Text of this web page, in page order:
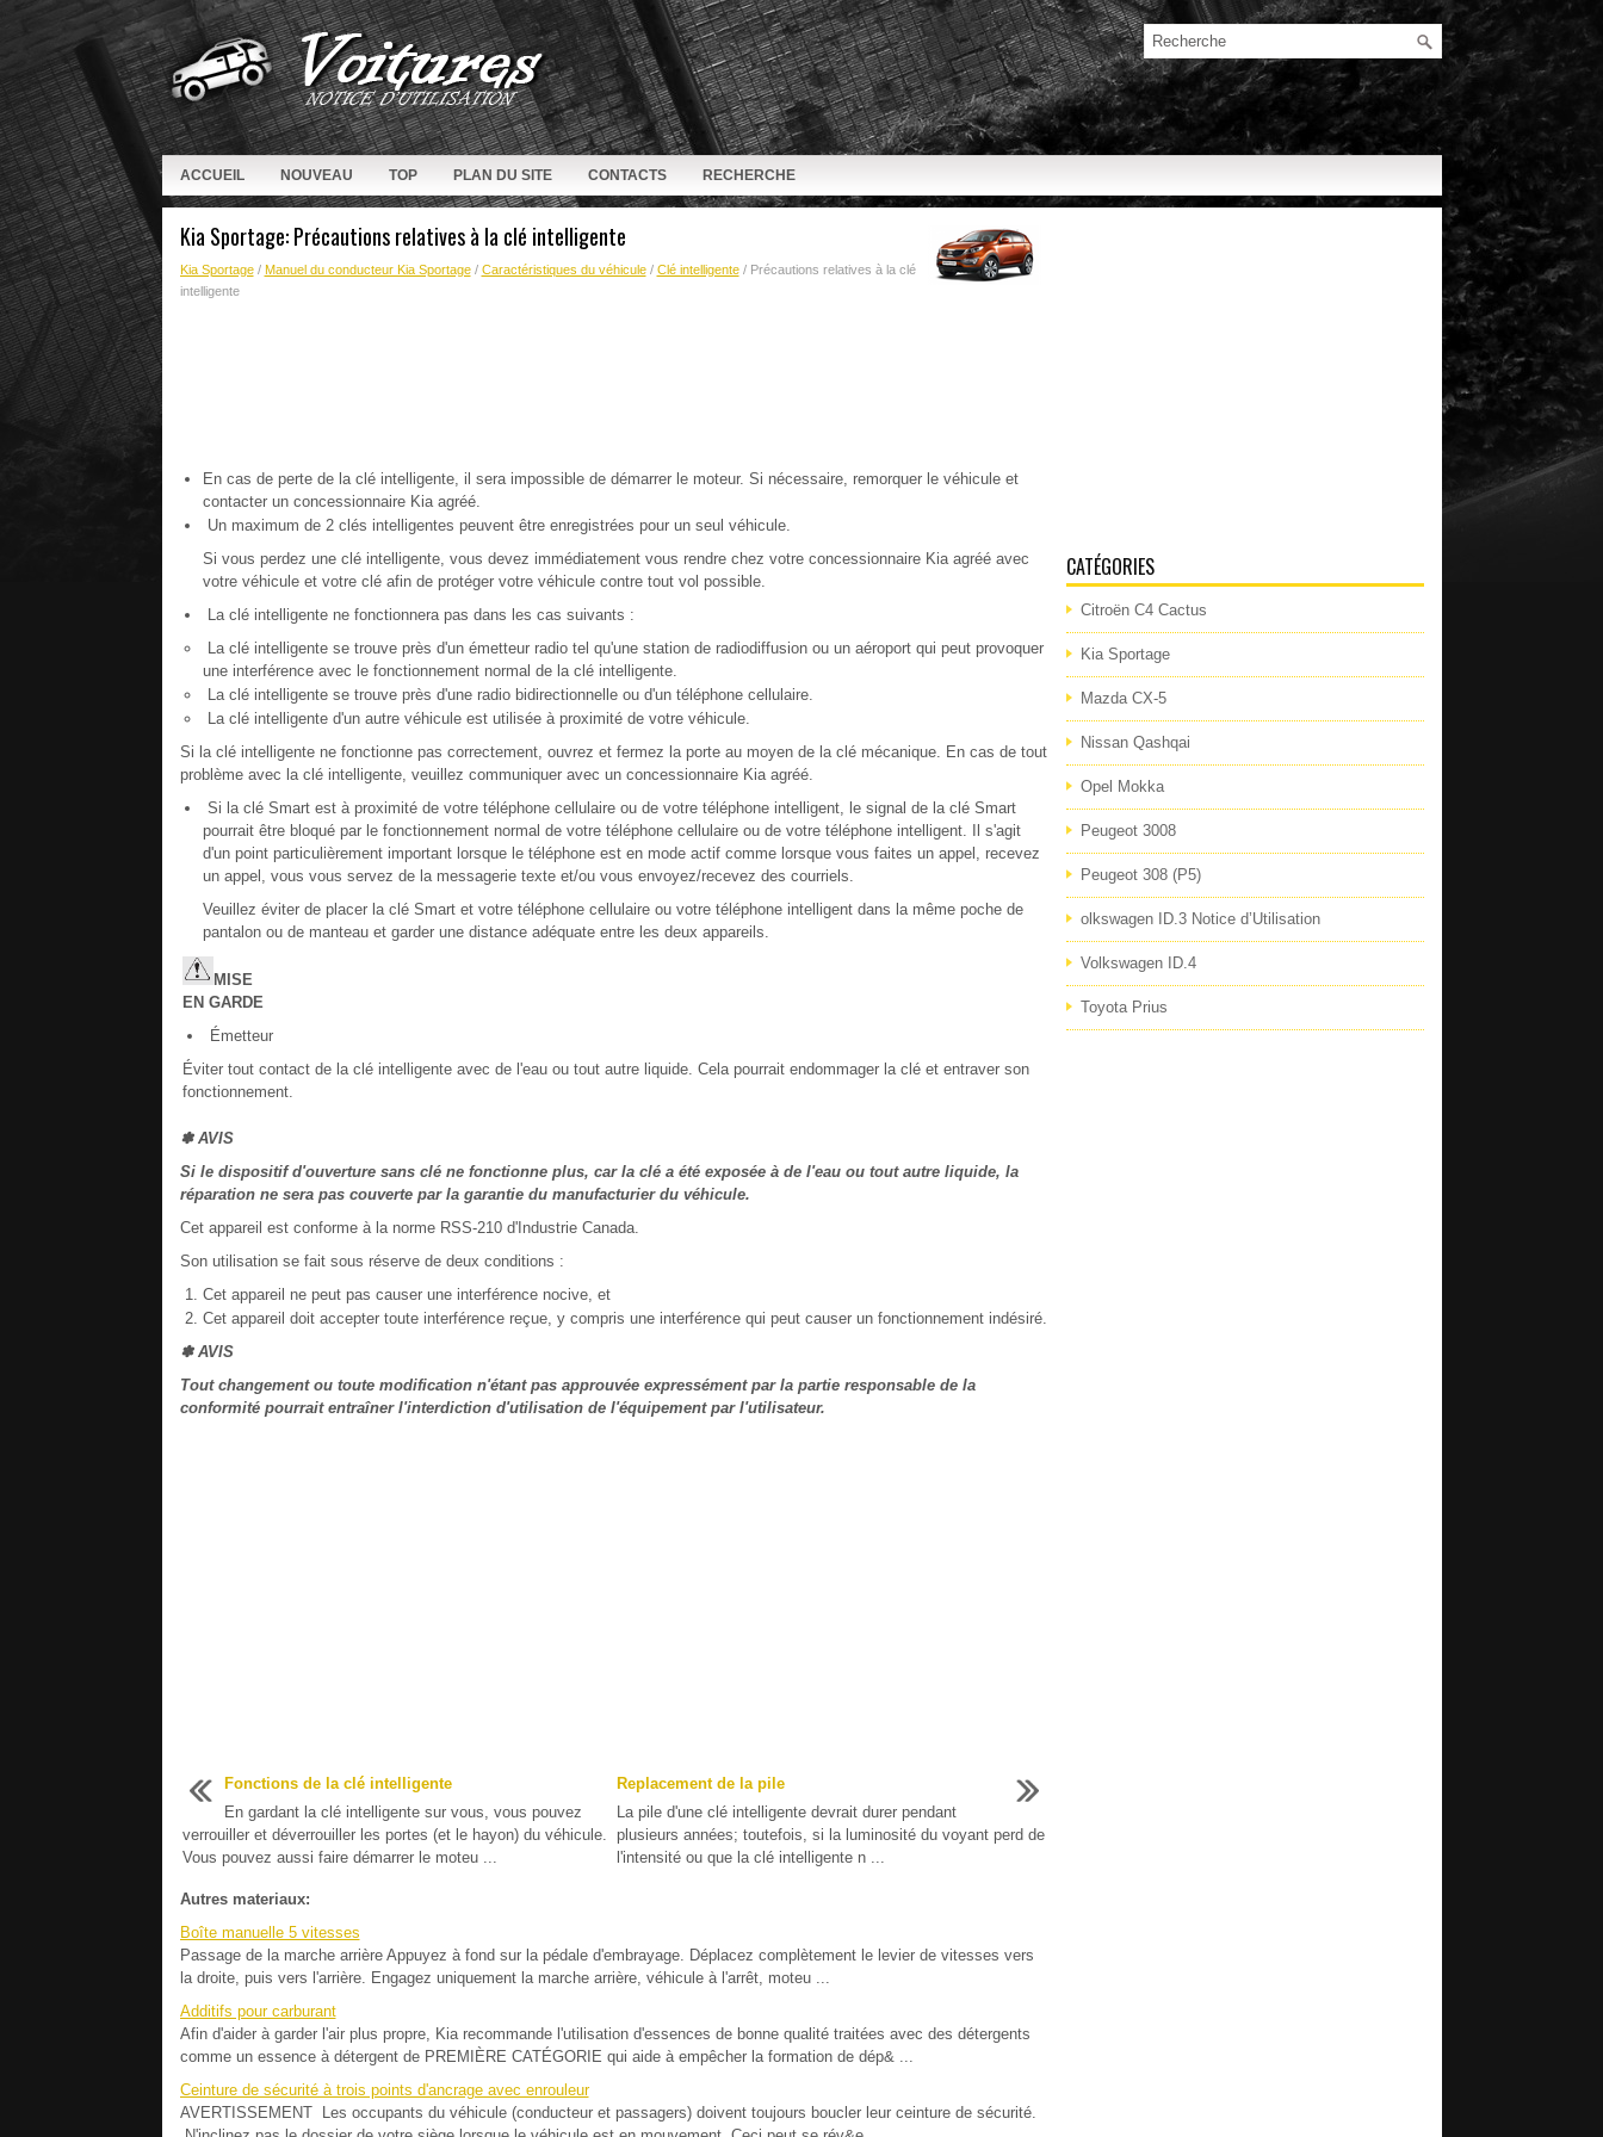
ACCUEIL NOUVEAU TOP PLAN DU SITE CONTACTS RECHERCHE
Kia Sportage: Précautions relatives à la clé intelligente
Kia Sportage/ Manuel du conducteur Kia Sportage/ Caractéristiques du véhicule/ Clé intelligente/ Précautions relatives à la clé
intelligente
En cas de perte de la clé intelligente, il sera impossible de démarrer le moteur. Si nécessaire, remorquer le véhicule et
contacter un concessionnaire Kia agréé.
Un maximum de 2 clés intelligentes peuvent être enregistrées pour un seul véhicule.
Si vous perdez une clé intelligente, vous devez immédiatement vous rendre chez votre concessionnaire Kia agréé avec
votre véhicule et votre clé afin de protéger votre véhicule contre tout vol possible.
La clé intelligente ne fonctionnera pas dans les cas suivants :
La clé intelligente se trouve près d'un émetteur radio tel qu'une station de radiodiffusion ou un aéroport qui peut provoquer
une interférence avec le fonctionnement normal de la clé intelligente.
La clé intelligente se trouve près d'une radio bidirectionnelle ou d'un téléphone cellulaire.
La clé intelligente d'un autre véhicule est utilisée à proximité de votre véhicule.
Si la clé intelligente ne fonctionne pas correctement, ouvrez et fermez la porte au moyen de la clé mécanique. En cas de tout
problème avec la clé intelligente, veuillez communiquer avec un concessionnaire Kia agréé.
Si la clé Smart est à proximité de votre téléphone cellulaire ou de votre téléphone intelligent, le signal de la clé Smart
pourrait être bloqué par le fonctionnement normal de votre téléphone cellulaire ou de votre téléphone intelligent. Il s'agit
d'un point particulièrement important lorsque le téléphone est en mode actif comme lorsque vous faites un appel, recevez
un appel, vous vous servez de la messagerie texte et/ou vous envoyez/recevez des courriels.
Veuillez éviter de placer la clé Smart et votre téléphone cellulaire ou votre téléphone intelligent dans la même poche de
pantalon ou de manteau et garder une distance adéquate entre les deux appareils.
MISE
EN GARDE
Émetteur
Éviter tout contact de la clé intelligente avec de l'eau ou tout autre liquide. Cela pourrait endommager la clé et entraver son
fonctionnement.
✽ AVIS
Si le dispositif d'ouverture sans clé ne fonctionne plus, car la clé a été exposée à de l'eau ou tout autre liquide, la
réparation ne sera pas couverte par la garantie du manufacturier du véhicule.
Cet appareil est conforme à la norme RSS-210 d'Industrie Canada.
Son utilisation se fait sous réserve de deux conditions :
Cet appareil ne peut pas causer une interférence nocive, et
Cet appareil doit accepter toute interférence reçue, y compris une interférence qui peut causer un fonctionnement indésiré.
✽ AVIS
Tout changement ou toute modification n'étant pas approuvée expressément par la partie responsable de la
conformité pourrait entraîner l'interdiction d'utilisation de l'équipement par l'utilisateur.
Fonctions de la clé intelligente
En gardant la clé intelligente sur vous, vous pouvez
verrouiller et déverrouiller les portes (et le hayon) du véhicule.
Vous pouvez aussi faire démarrer le moteu ...
Replacement de la pile
La pile d'une clé intelligente devrait durer pendant
plusieurs années; toutefois, si la luminosité du voyant perd de
l'intensité ou que la clé intelligente n ...
Autres materiaux:
Boîte manuelle 5 vitesses
Passage de la marche arrière Appuyez à fond sur la pédale d'embrayage. Déplacez complètement le levier de vitesses vers
la droite, puis vers l'arrière. Engagez uniquement la marche arrière, véhicule à l'arrêt, moteu ...
Additifs pour carburant
Afin d'aider à garder l'air plus propre, Kia recommande l'utilisation d'essences de bonne qualité traitées avec des détergents
comme un essence à détergent de PREMIÈRE CATÉGORIE qui aide à empêcher la formation de dép& ...
Ceinture de sécurité à trois points d'ancrage avec enrouleur
AVERTISSEMENT Les occupants du véhicule (conducteur et passagers) doivent toujours boucler leur ceinture de sécurité.
CATÉGORIES
Citroën C4 Cactus
Kia Sportage
Mazda CX-5
Nissan Qashqai
Opel Mokka
Peugeot 3008
Peugeot 308 (P5)
olkswagen ID.3 Notice d’Utilisation
Volkswagen ID.4
Toyota Prius